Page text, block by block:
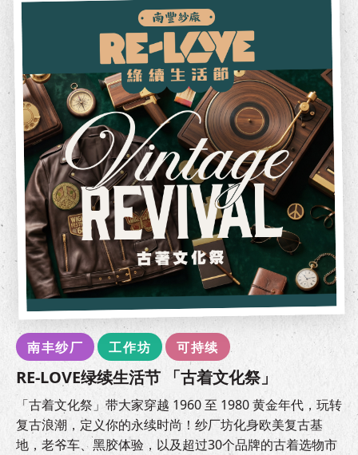
南丰纱厂 工作坊 可持续
RE-LOVE绿续生活节 「古着文化祭」
「古着文化祭」带大家穿越 1960 至 1980 黄金年代，玩转
复古浪潮，定义你的永续时尚！纱厂坊化身欧美复古基
地，老爷车、黑胶体验，以及超过30个品牌的古着选物市